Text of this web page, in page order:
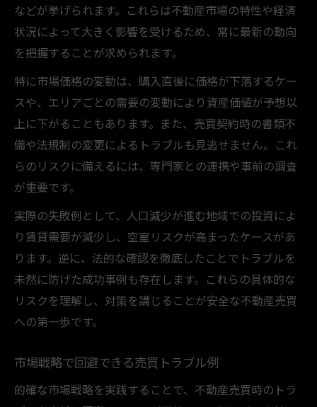
などが挙げられます。これらは不動産市場の特性や経済
状況によって大きく影響を受けるため、常に最新の動向
を把握することが求められます。
特に市場価格の変動は、購入直後に価格が下落するケー
スや、エリアごとの需要の変動により資産価値が予想以
上に下がることもあります。また、売買契約時の書類不
備や法規制の変更によるトラブルも見逃せません。これ
らのリスクに備えるには、専門家との連携や事前の調査
が重要です。
実際の失敗例として、人口減少が進む地域での投資によ
り賃貸需要が減少し、空室リスクが高まったケースがあ
ります。逆に、法的な確認を徹底したことでトラブルを
未然に防げた成功事例も存在します。これらの具体的な
リスクを理解し、対策を講じることが安全な不動産売買
への第一歩です。
市場戦略で回避できる売買トラブル例
的確な市場戦略を実践することで、不動産売買時のトラ